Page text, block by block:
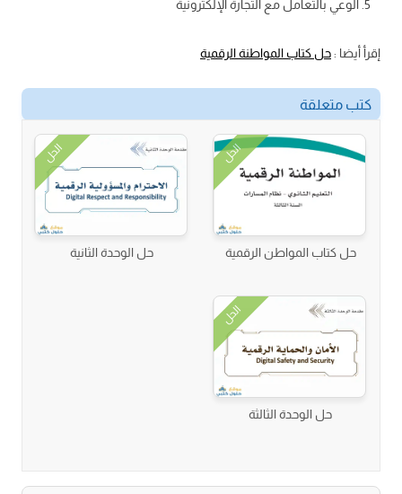
الوعي بالتعامل مع التجارة الإلكترونية
إقرأ أيضا :حل كتاب المواطنة الرقمية
كتب متعلقة
الحل
حل كتاب المواطن الرقمية
الحل
حل الوحدة الثانية
الحل
حل الوحدة الثالثة